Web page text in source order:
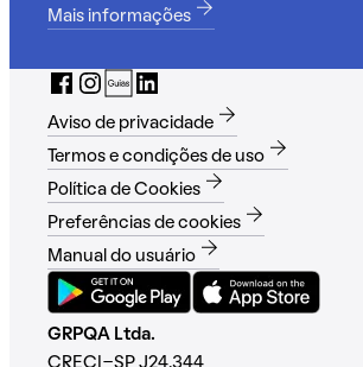
Mais informações
Aviso de privacidade
Termos e condições de uso
Política de Cookies
Preferências de cookies
Manual do usuário
GRPQA Ltda.